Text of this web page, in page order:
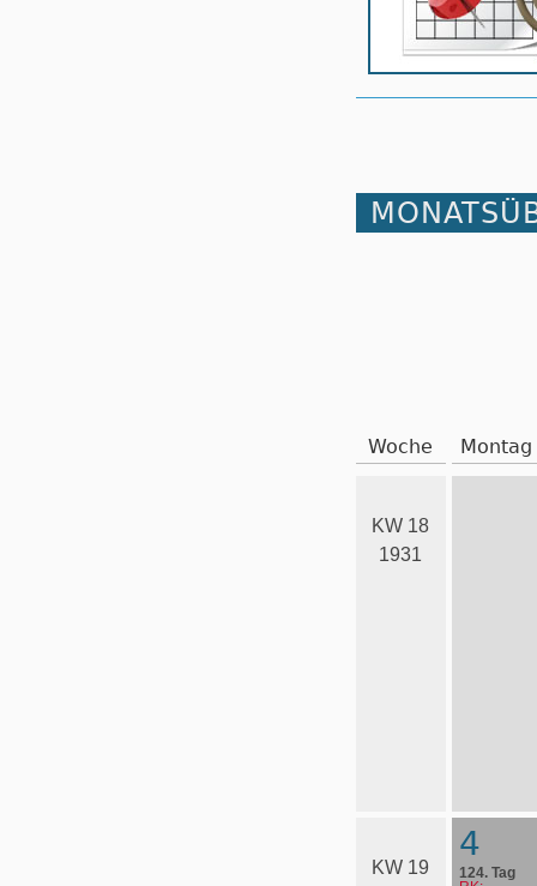
Woche Montag
KW 18
1931
KW 19
4
124. Tag